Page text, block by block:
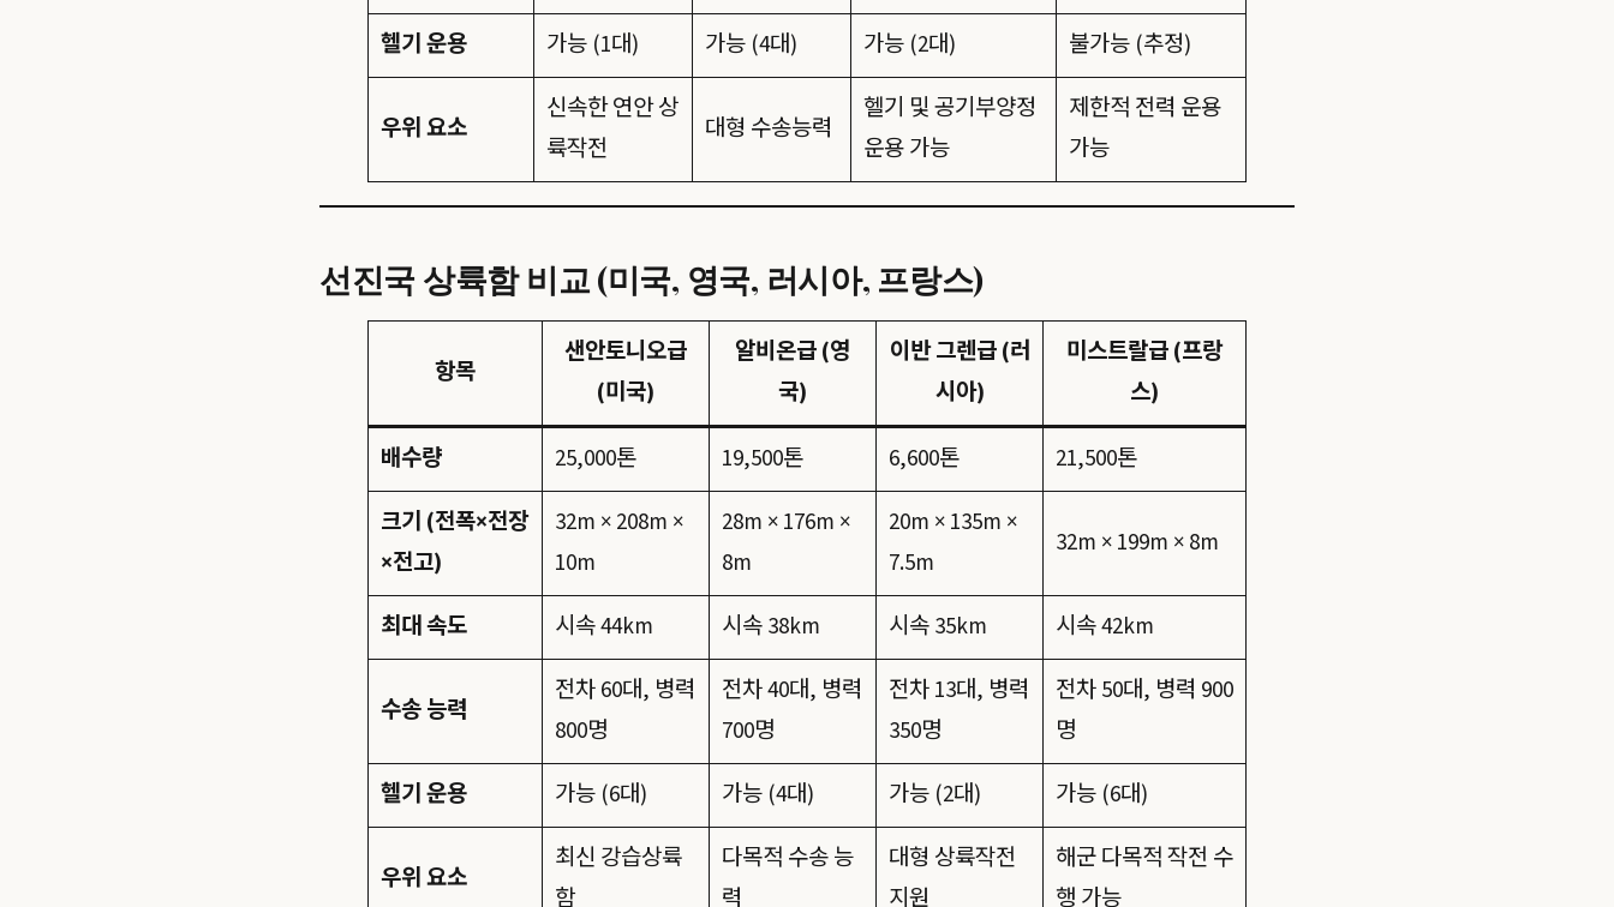
헬기 운용 가능 (1대) 가능 (4대) 가능 (2대) 불가능 (추정)
우위 요소
신속한 연안 상
륙작전
대형 수송능력
헬기 및 공기부양정
운용 가능
제한적 전력 운용
가능
선진국 상륙함 비교 (미국, 영국, 러시아, 프랑스)
항목
샌안토니오급
(미국)
알비온급 (영
국)
이반 그렌급 (러
시아)
미스트랄급 (프랑
스)
배수량 25,000톤 19,500톤 6,600톤
21,500톤
크기 (전폭×전장
×전고)
32m × 208m ×
10m
28m × 176m ×
8m
20m × 135m ×
7.5m
32m × 199m × 8m
최대 속도 시속 44km 시속 38km 시속 35km 시속 42km
수송 능력
전차 60대, 병력
800명
전차 40대, 병력
700명
전차 13대, 병력
350명
전차 50대, 병력 900
명
헬기 운용
가능 (6대) 가능 (4대) 가능 (2대) 가능 (6대)
우위 요소
최신 강습상륙
함
다목적 수송 능
력
대형 상륙작전
지원
해군 다목적 작전 수
행 가능